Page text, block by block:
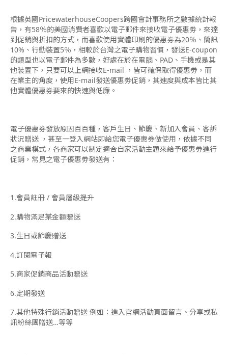
根據英國PricewaterhouseCoopers跨國會計事務所之數據統計報
告，有58％的美國消費者喜歡以電子郵件來接收電子優惠劵，來達
到促銷與折扣的方式，而喜歡使用實體印刷的優惠劵為20％、簡訊
10%、行動裝置5％，相較於台灣之電子購物習慣，發送E-coupon
的類型也以電子郵件為多數，好處在於在電腦、PAD、手機或是其
他裝置下，只要可以上網接收E-mail ，皆可確保取得優惠劵，而
在業主的角度，使用E-mail發送優惠劵促銷，其速度與成本皆比其
他實體優惠劵要來的快速與低廉。
電子優惠劵發放原因百百種，客戶生日、節慶、新加入會員、客訴
狀況贈送 ，甚至一登入網站即給您電子優惠劵做使用，依據不同
之商業模式，各商家可以制定適合自家活動主題來給予優惠劵進行
促銷，常見之電子優惠劵發送有：
1.會員註冊 / 會員層級提升
2.購物滿足某金額贈送
3.生日或節慶贈送
4.訂閱電子報
5.商家促銷商品活動贈送
6.定期發送
7.其他特殊行銷活動贈送 例如：進入官網活動頁面留言、分享或私
訊紛絲團贈送…等等